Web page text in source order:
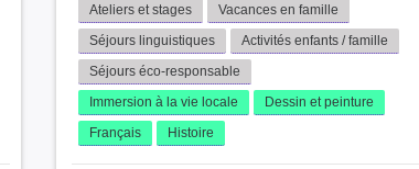
Ateliers et stages
Vacances en famille
Séjours linguistiques
Activités enfants / famille
Séjours éco-responsable
Immersion à la vie locale
Dessin et peinture
Français
Histoire